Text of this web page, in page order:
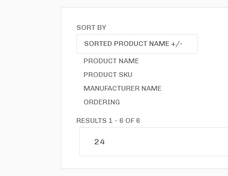
SORT BY
SORTED PRODUCT NAME +/-
PRODUCT NAME
PRODUCT SKU
MANUFACTURER NAME
ORDERING
RESULTS 1 - 6 OF 6